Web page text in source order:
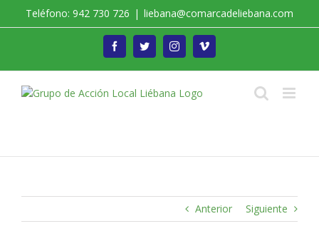
Teléfono: 942 730 726 | liebana@comarcadeliebana.com
FacebookTwitterInstagramVimeo
Anterior Siguiente